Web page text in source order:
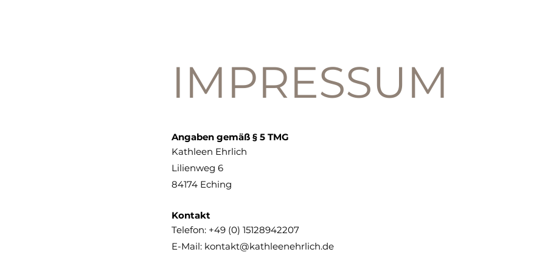
IMPRESSUM
Angaben gemäß § 5 TMG
Kathleen Ehrlich
Lilienweg 6
84174 Eching
Kontakt
Telefon: +49 (0) 15128942207
E-Mail: kontakt@kathleenehrlich.de